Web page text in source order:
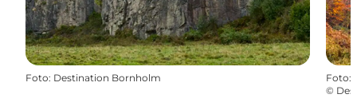
Foto: Destination Bornholm Foto:
©